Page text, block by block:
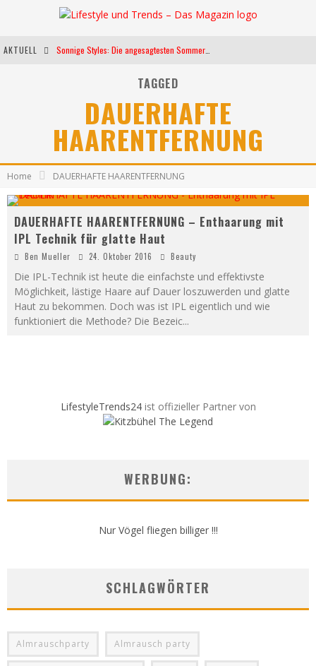
AKTUELL
Weltfrauentag - Eine Feier der Weiblichkeit
Kann unsere Ernährung das biologische Altern verlangsamen?
TAGGED
DAUERHAFTE
HAARENTFERNUNG
Home DAUERHAFTE HAARENTFERNUNG
DAUERHAFTE HAARENTFERNUNG – Enthaarung mit
IPL Technik für glatte Haut
Ben Mueller 24. Oktober 2016 Beauty
Die IPL-Technik ist heute die einfachste und effektivste
Möglichkeit, lästige Haare auf Dauer loszuwerden und glatte
Haut zu bekommen. Doch was ist IPL eigentlich und wie
funktioniert die Methode? Die Bezeic...
LifestyleTrends24ist offizieller Partner von
WERBUNG:
Nur Vögel fliegen billiger !!!
SCHLAGWÖRTER
Almrauschparty Almrausch party